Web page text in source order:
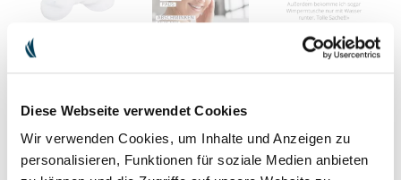
Diese Webseite verwendet Cookies
Wir verwenden Cookies, um Inhalte und Anzeigen zu
personalisieren, Funktionen für soziale Medien anbieten
ABSCHMINKPADS
Unsere schonenden Augenabschminkpads als Nachfüllpack.